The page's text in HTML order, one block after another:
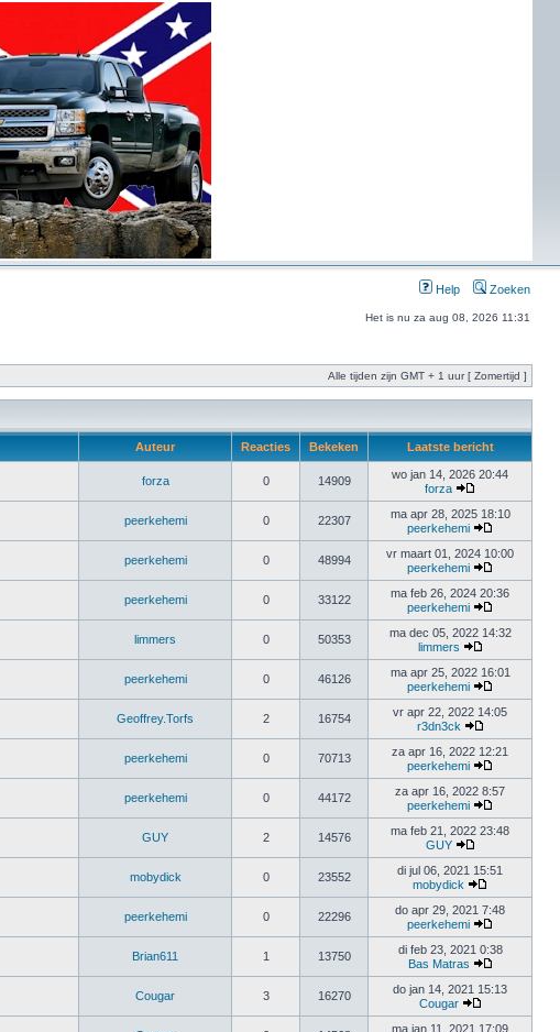
Help Zoeken
Het is nu za aug 08, 2026 11:31
Alle tijden zijn GMT + 1 uur [ Zomertijd ]
Auteur Reacties Bekeken Laatste bericht
forza 0 14909
wo jan 14, 2026 20:44
forza
peerkehemi 0 22307
ma apr 28, 2025 18:10
peerkehemi
peerkehemi 0 48994
vr maart 01, 2024 10:00
peerkehemi
peerkehemi 0 33122
ma feb 26, 2024 20:36
peerkehemi
limmers 0 50353
ma dec 05, 2022 14:32
limmers
peerkehemi 0 46126
ma apr 25, 2022 16:01
peerkehemi
Geoffrey.Torfs 2 16754
vr apr 22, 2022 14:05
r3dn3ck
peerkehemi 0 70713
za apr 16, 2022 12:21
peerkehemi
peerkehemi 0 44172
za apr 16, 2022 8:57
peerkehemi
GUY 2 14576
ma feb 21, 2022 23:48
GUY
mobydick 0 23552
di jul 06, 2021 15:51
mobydick
peerkehemi 0 22296
do apr 29, 2021 7:48
peerkehemi
Brian611 1 13750
di feb 23, 2021 0:38
Bas Matras
Cougar 3 16270
do jan 14, 2021 15:13
Cougar
ma jan 11, 2021 17:09